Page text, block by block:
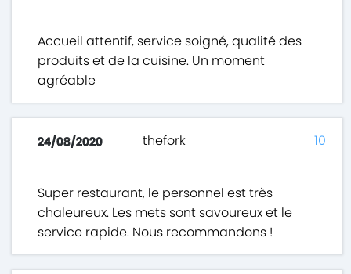
Accueil attentif, service soigné, qualité des
produits et de la cuisine. Un moment
agréable
24/08/2020 thefork
Super restaurant, le personnel est très
chaleureux. Les mets sont savoureux et le
service rapide. Nous recommandons !
10